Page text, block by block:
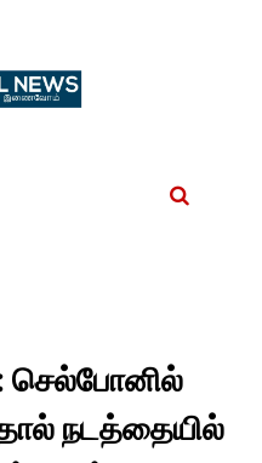
செல்போனில்
நடத்தையில்